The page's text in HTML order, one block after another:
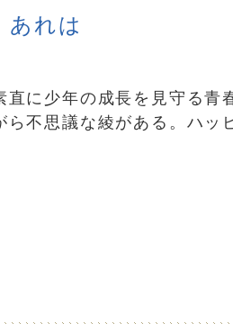
あれは
直に少年の成長を見守る
ら不思議な綾がある。ハ